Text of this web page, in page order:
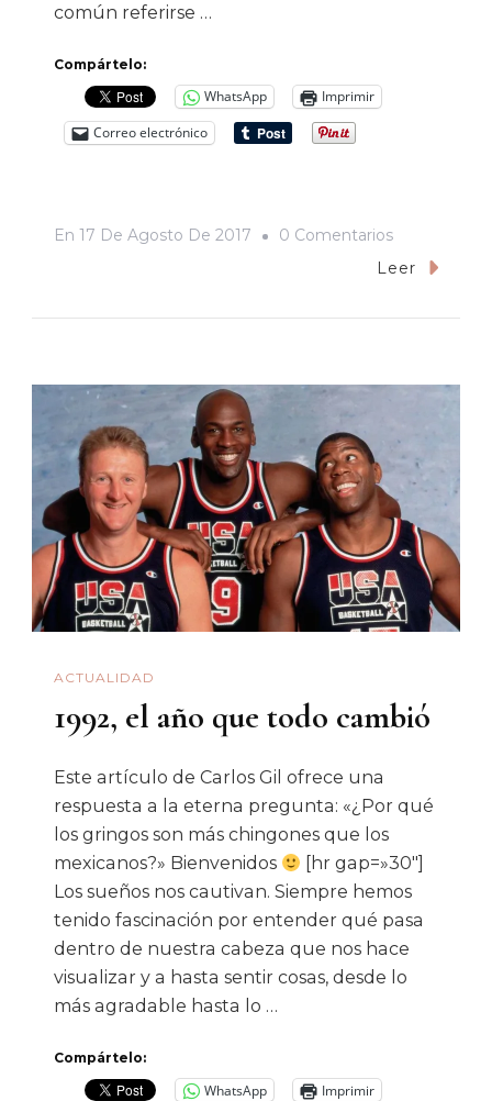
común referirse …
Compártelo:
WhatsApp
Imprimir
Correo electrónico
En 17 De Agosto De 2017 0 ComentariosEn
«Baby
Mierda
Leer
ACTUALIDAD
1992, el año que todo cambió
Este artículo de Carlos Gil ofrece una
respuesta a la eterna pregunta: «¿Por qué
los gringos son más chingones que los
mexicanos?» Bienvenidos
[hr gap=»30″]
Los sueños nos cautivan. Siempre hemos
tenido fascinación por entender qué pasa
dentro de nuestra cabeza que nos hace
visualizar y a hasta sentir cosas, desde lo
más agradable hasta lo …
Compártelo:
WhatsApp
Imprimir